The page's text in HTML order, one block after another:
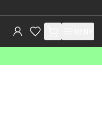
items in cart, view